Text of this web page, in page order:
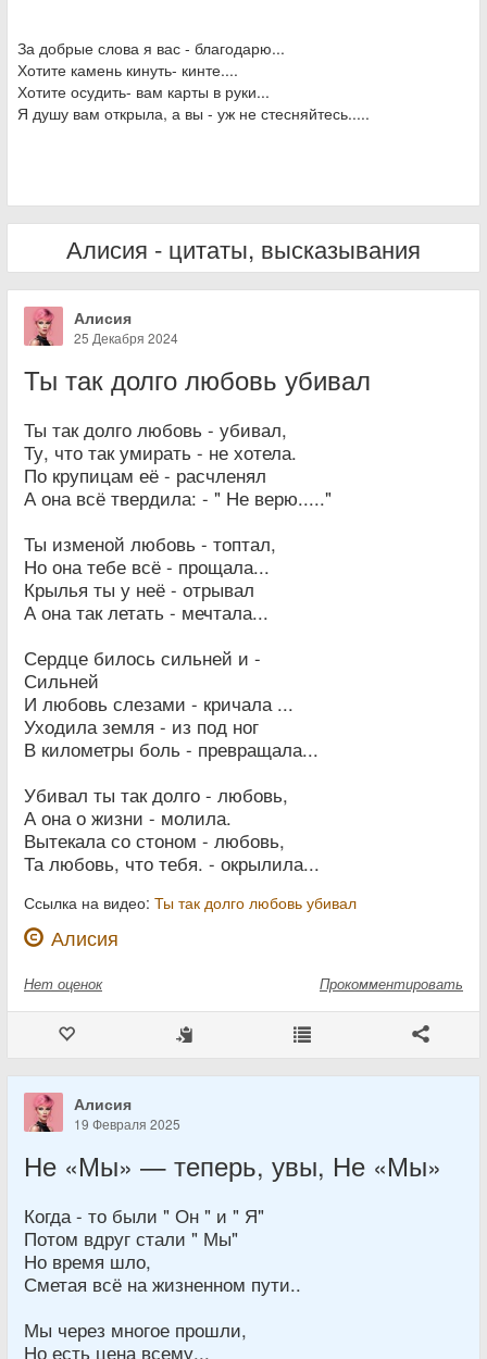
За добрые слова я вас - благодарю...
Хотите камень кинуть- кинте....
Хотите осудить- вам карты в руки...
Я душу вам открыла, а вы - уж не стесняйтесь.....
Алисия - цитаты, высказывания
Алисия
25 Декабря 2024
Ты так долго любовь убивал
Ты так долго любовь - убивал,
Ту, что так умирать - не хотела.
По крупицам её - расчленял
А она всё твердила: - " Не верю....."
Ты изменой любовь - топтал,
Но она тебе всё - прощала...
Крылья ты у неё - отрывал
А она так летать - мечтала...
Сердце билось сильней и -
Сильней
И любовь слезами - кричала ...
Уходила земля - из под ног
В километры боль - превращала...
Убивал ты так долго - любовь,
А она о жизни - молила.
Вытекала со стоном - любовь,
Та любовь, что тебя. - окрылила...
Ссылка на видео: Ты так долго любовь убивал
Алисия
Нет оценок Прокомментировать
Алисия
19 Февраля 2025
Не «Мы» — теперь, увы, Не «Мы»
Когда - то были " Он " и " Я"
Потом вдруг стали " Мы"
Но время шло,
Сметая всё на жизненном пути..
Мы через многое прошли,
Но есть цена всему...